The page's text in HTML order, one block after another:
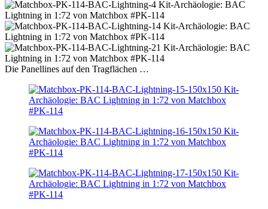
Die Panellines auf den Tragflächen …